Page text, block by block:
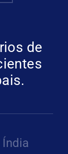
de